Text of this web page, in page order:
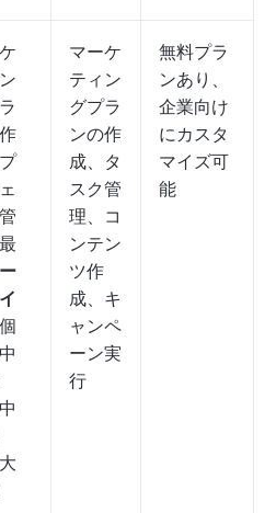
マーケ
ティン
グプラ
ンの作
成、タ
スク管
理、コ
ンテン
ツ作
成、キ
ャンペ
ーン実
行
無料プラ
ンあり、
企業向け
にカスタ
マイズ可
能